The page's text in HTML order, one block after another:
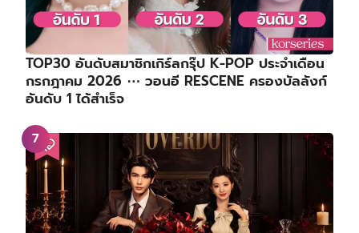
TOP30 อันดับสมาชิกเกิร์ลกรุ๊ป K-POP ประจำเดือน
กรกฎาคม 2026 ⋯ วอนอี RESCENE ครองบัลลังก์
อันดับ 1 ได้สำเร็จ